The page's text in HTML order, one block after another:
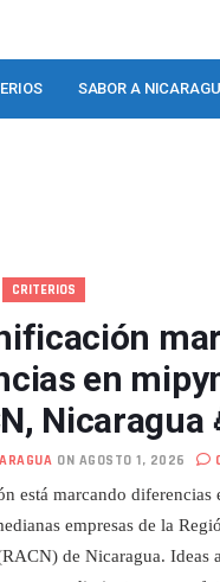
SABOR A
CRITERIOS
en
Nicaragua
ON AGOSTO 1, 2026
está marcando diferencias
empresas de la
de Nicaragua. Ideas